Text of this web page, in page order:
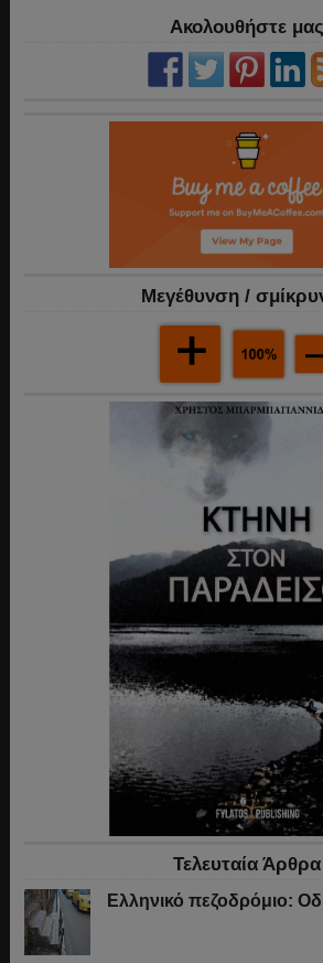
Ακολουθήστε μας
Mεγέθυνση /
Τελευταία Άρθρα
Ελληνικό πεζοδρόμιο: